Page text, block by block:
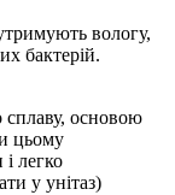
вологу,
бактерій.
сплаву, основою
цьому
легко
у унітаз)